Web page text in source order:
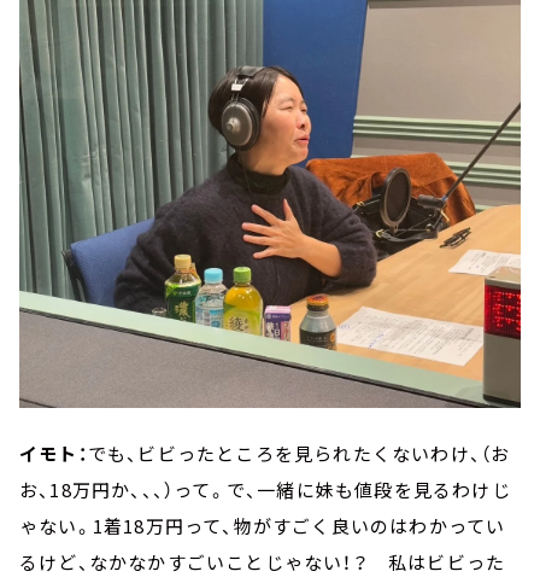
イモト：でも、ビビったところを見られたくないわけ、（お
お、18万円か、、、）って。で、一緒に妹も値段を見るわけじ
ゃない。1着18万円って、物がすごく良いのはわかってい
るけど、なかなかすごいことじゃない！？ 私はビビった